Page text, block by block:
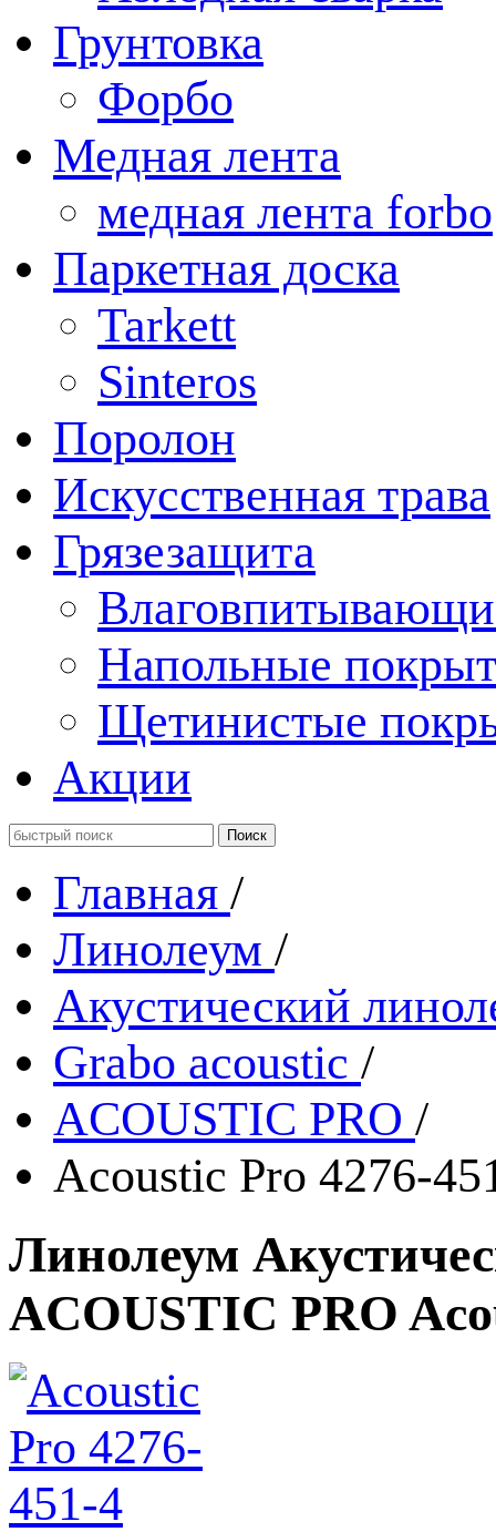
Грунтовка
Форбо
Медная лента
медная лента forbo
Паркетная доска
Tarkett
Sinteros
Поролон
Искусственная трава
Грязезащита
Напольные
Щетинистые
Акции
Главная /
Линолеум /
Акустический
Grabo acoustic /
ACOUSTIC PRO /
Acoustic Pro 4276-
Линолеум
ACOUSTIC PRO